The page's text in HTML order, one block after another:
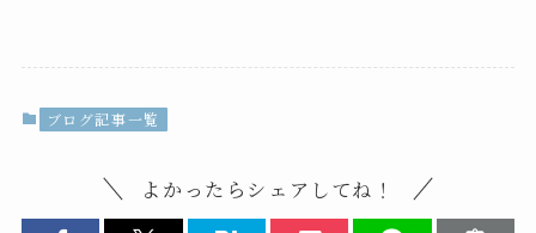
ブログ記事一覧
よかったらシェアしてね！